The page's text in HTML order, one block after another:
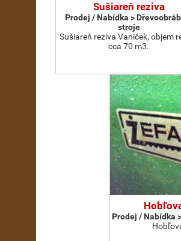
Sušiareň reziva
Prodej / Nabídka >
stroje
Sušiareň reziva Vaniček, objem
cca 70 m3.
Prodej / Nabídka